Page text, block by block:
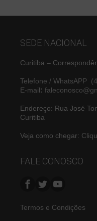
SEDE NACIONAL
Curitiba –
Telefone / WhatsAPP
E-mail:
Endereço: Rua José
Curitiba
Veja como chegar:
FALE CONOSCO
Termos e Condições